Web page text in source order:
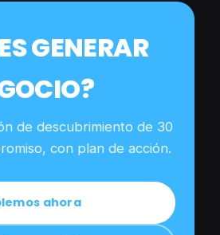
GENERAR
de descubrimiento de 30
con plan de acción.
ahora